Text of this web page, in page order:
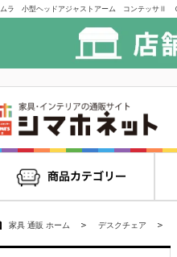
家具 通販 ホーム デスクチェア